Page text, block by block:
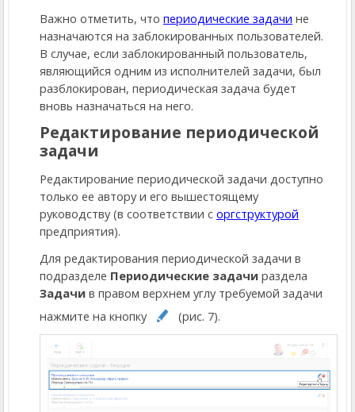
Важно отметить, что периодические задачи не
назначаются на заблокированных пользователей.
В случае, если заблокированный пользователь,
являющийся одним из исполнителей задачи, был
разблокирован, периодическая задача будет
вновь назначаться на него.
Редактирование периодической
задачи
Редактирование периодической задачи доступно
только ее автору и его вышестоящему
руководству (в соответствии с оргструктурой
предприятия).
Для редактирования периодической задачи в
подразделе Периодические задачи раздела
Задачи в правом верхнем углу требуемой задачи
нажмите на кнопку
(рис. 7).